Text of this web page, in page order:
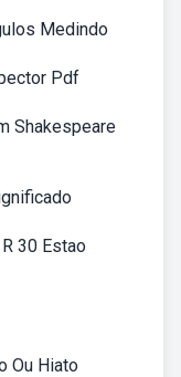
Medindo
Pdf
Shakespeare
30 Estao
Ou Hiato